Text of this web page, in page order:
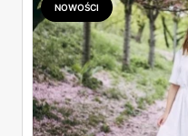
NOWOŚCI